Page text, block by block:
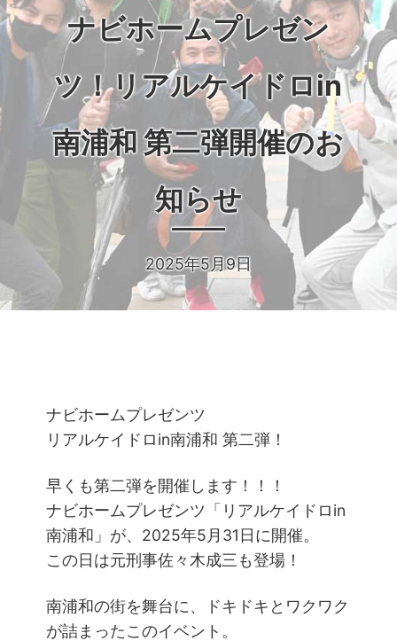
ナビホームプレゼン
ツ！リアルケイドロin
南浦和 第二弾開催のお
知らせ
2025年5月9日
ナビホームプレゼンツ
リアルケイドロin南浦和 第二弾！
早くも第二弾を開催します！！！
ナビホームプレゼンツ「リアルケイドロin
南浦和」が、2025年5月31日に開催。
この日は元刑事佐々木成三も登場！
南浦和の街を舞台に、ドキドキとワクワク
が詰まったこのイベント。